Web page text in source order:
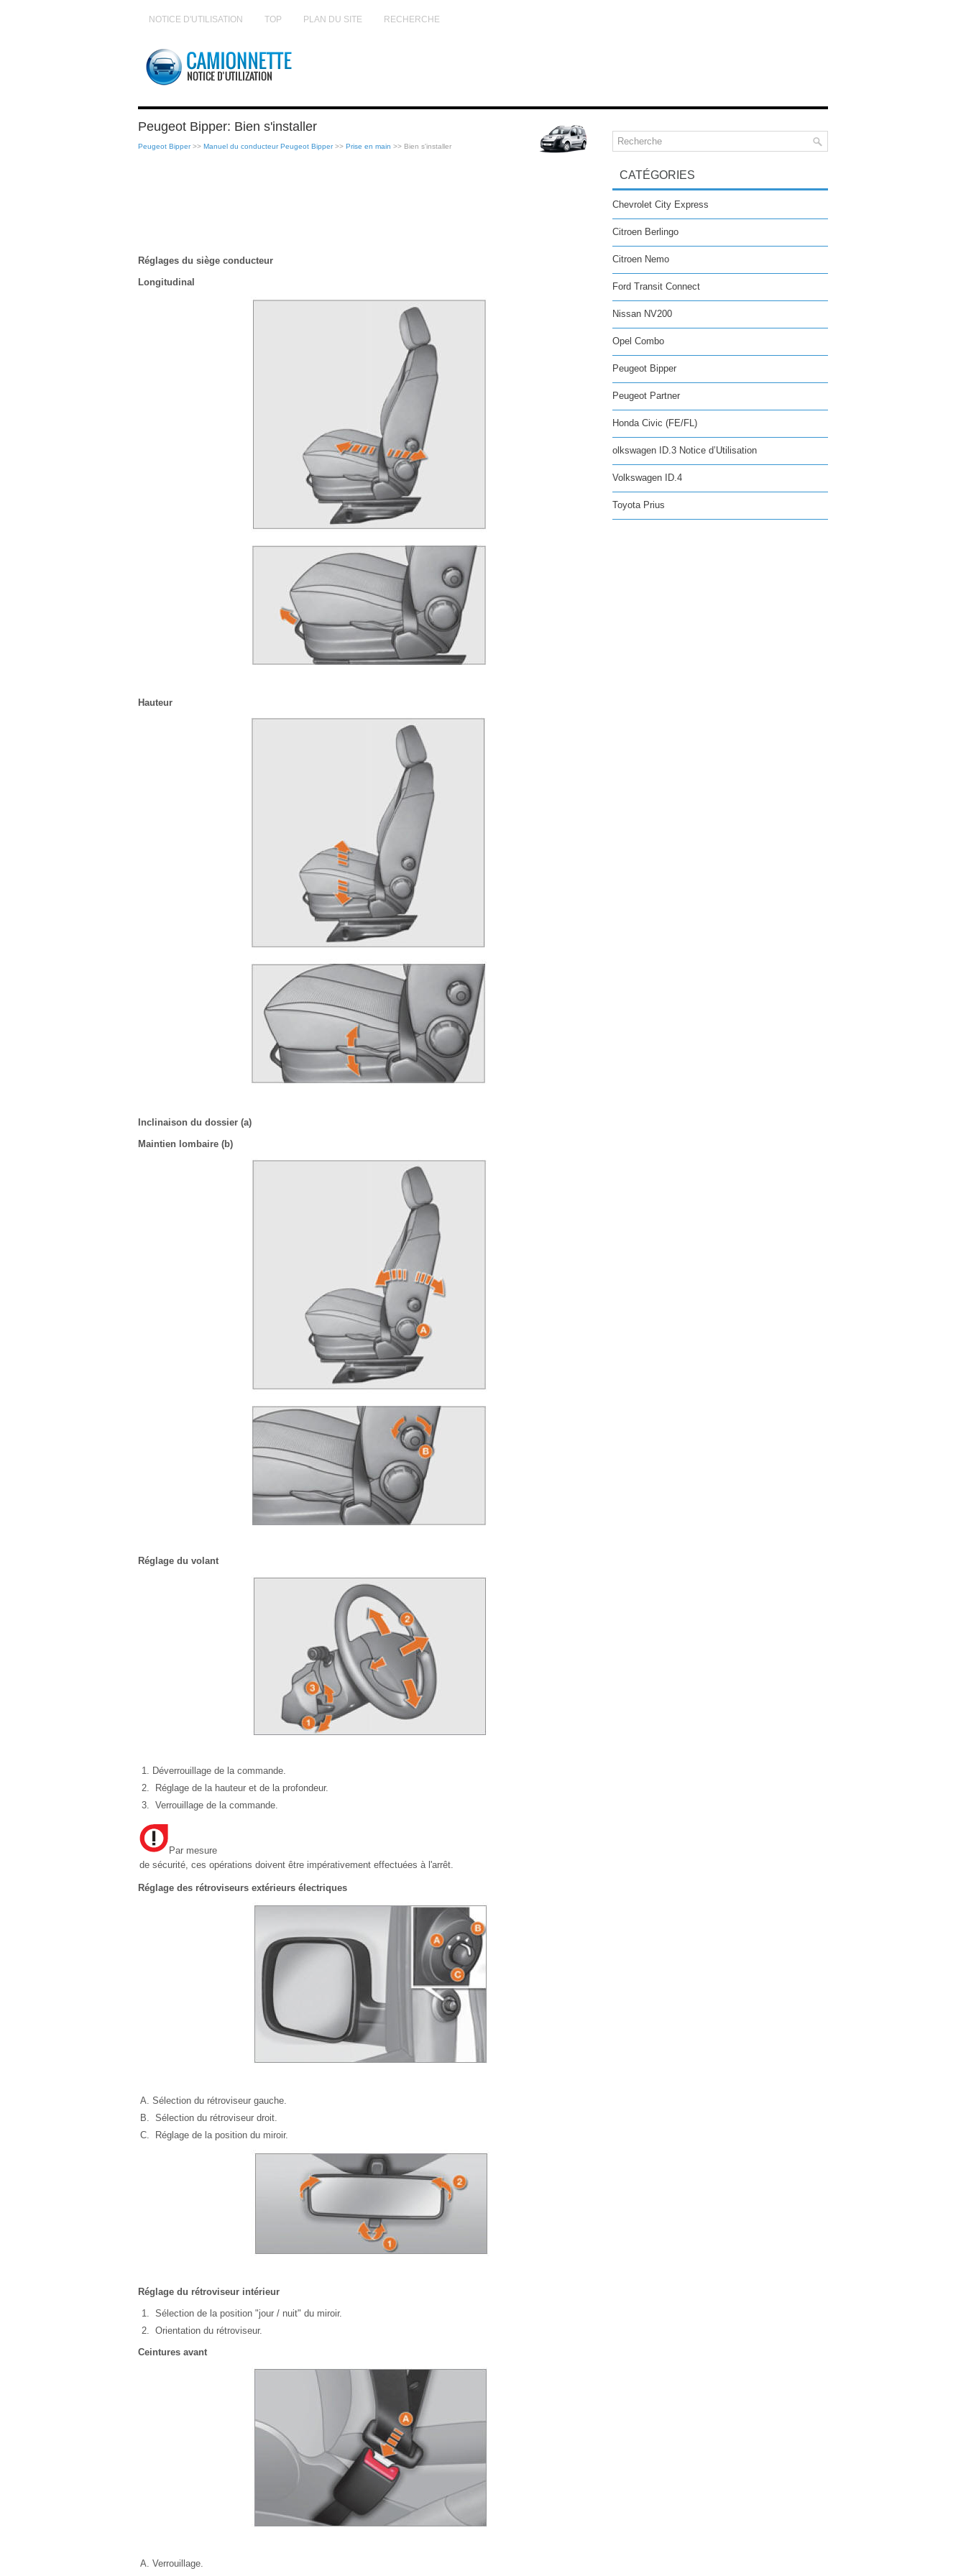
NOTICE D'UTILISATION TOP PLAN DU SITE RECHERCHE
Peugeot Bipper: Bien s'installer
Peugeot Bipper>> Manuel du conducteur Peugeot Bipper>> Prise en main >> Bien s'installer
Réglages du siège conducteur
Longitudinal
Hauteur
Inclinaison du dossier (a)
Maintien lombaire (b)
Réglage du volant
Déverrouillage de la commande.
Réglage de la hauteur et de la profondeur.
Verrouillage de la commande.
Par mesure
de sécurité, ces opérations doivent être impérativement effectuées à l'arrêt.
Réglage des rétroviseurs extérieurs électriques
Sélection du rétroviseur gauche.
Sélection du rétroviseur droit.
Réglage de la position du miroir.
Réglage du rétroviseur intérieur
Sélection de la position "jour / nuit" du miroir.
Orientation du rétroviseur.
Ceintures avant
Verrouillage.
CATÉGORIES
Chevrolet City Express
Citroen Berlingo
Citroen Nemo
Ford Transit Connect
Nissan NV200
Opel Combo
Peugeot Bipper
Peugeot Partner
Honda Civic (FE/FL)
olkswagen ID.3 Notice d’Utilisation
Volkswagen ID.4
Toyota Prius